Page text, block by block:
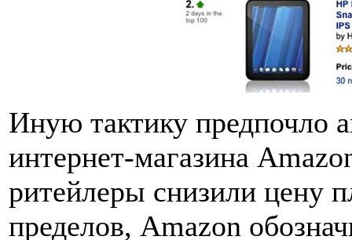
Иную тактику предпочло
интернет-магазина
ритейлеры снизили цену
пределов, Amazon